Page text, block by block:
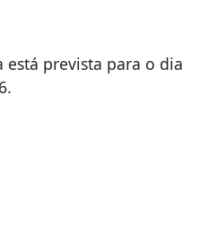
está prevista para o dia